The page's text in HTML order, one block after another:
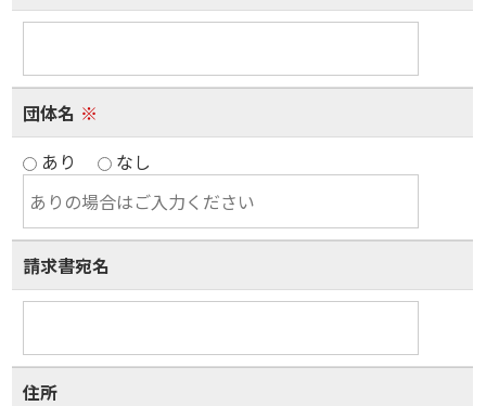
団体名 ※
あり
なし
請求書宛名
住所